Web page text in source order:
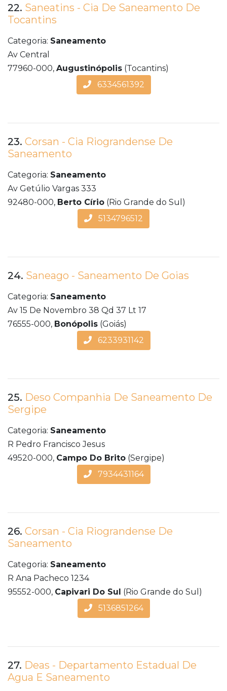
22. Saneatins - Cia De Saneamento De
Tocantins
Categoria: Saneamento
Av Central
77960-000, Augustinópolis (Tocantins)
6334561392
23. Corsan - Cia Riograndense De
Saneamento
Categoria: Saneamento
Av Getúlio Vargas 333
92480-000, Berto Círio (Rio Grande do Sul)
5134796512
24. Saneago - Saneamento De Goias
Categoria: Saneamento
Av 15 De Novembro 38 Qd 37 Lt 17
76555-000, Bonópolis (Goiás)
6233931142
25. Deso Companhia De Saneamento De
Sergipe
Categoria: Saneamento
R Pedro Francisco Jesus
49520-000, Campo Do Brito (Sergipe)
7934431164
26. Corsan - Cia Riograndense De
Saneamento
Categoria: Saneamento
R Ana Pacheco 1234
95552-000, Capivari Do Sul (Rio Grande do Sul)
5136851264
27. Deas - Departamento Estadual De
Agua E Saneamento